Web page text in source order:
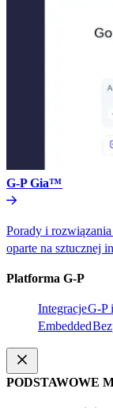
G-P Gia™​​
Porady i
oparte na sztucznej
Platforma G-P​​
Integracje​​G-P
Embedded​​
PODSTAWOWE